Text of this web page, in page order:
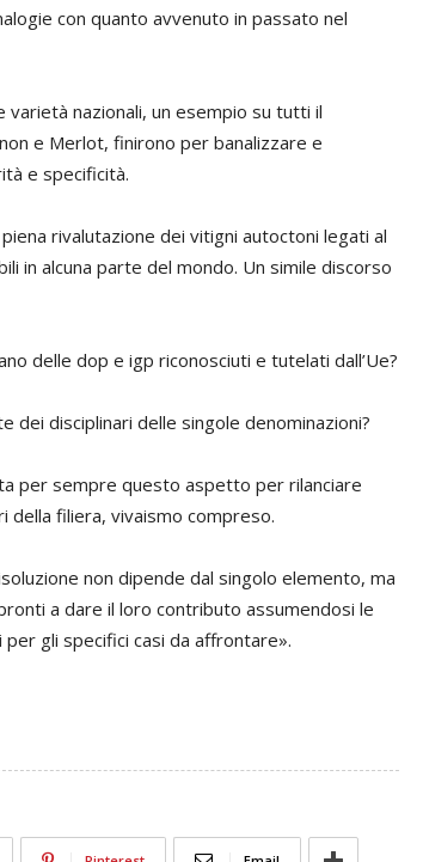
con quanto avvenuto in passato nel
varietà nazionali, un esempio su tutti il
e Merlot, finirono per banalizzare e
e specificità.
rivalutazione dei vitigni autoctoni legati al
in alcuna parte del mondo. Un simile discorso
delle dop e igp riconosciuti e tutelati dall’Ue?
dei disciplinari delle singole denominazioni?
per sempre questo aspetto per rilanciare
della filiera, vivaismo compreso.
non dipende dal singolo elemento, ma
a dare il loro contributo assumendosi le
gli specifici casi da affrontare».